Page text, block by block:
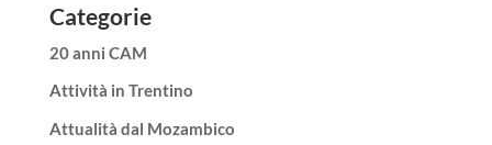
Categorie
20 anni CAM
Attività in Trentino
Attualità dal Mozambico